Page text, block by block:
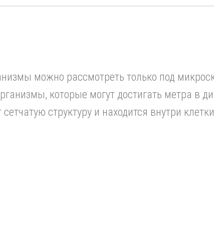
можно рассмотреть только под
которые могут достигать метра в
структуру и находится внутри